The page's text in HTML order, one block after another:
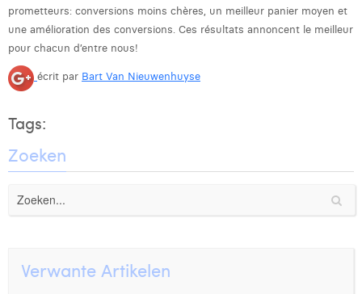
prometteurs: conversions moins chères, un meilleur panier moyen et
une amélioration des conversions. Ces résultats annoncent le meilleur
pour chacun d’entre nous!
écrit par Bart Van Nieuwenhuyse
Tags:
Zoeken
Verwante Artikelen